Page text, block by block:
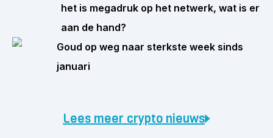
het is megadruk op het netwerk, wat is er
aan de hand?
Goud op weg naar sterkste week sinds
januari
Lees meer crypto nieuws